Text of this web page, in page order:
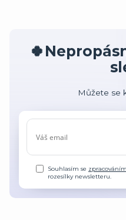
Můžete se
Souhlasím se
rozesílky newsletteru.